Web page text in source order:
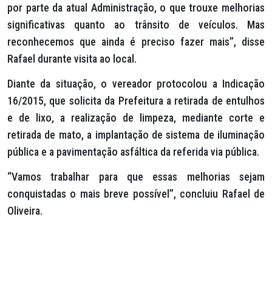
por parte da atual Administração, o que trouxe melhorias
significativas quanto ao trânsito de veículos. Mas
reconhecemos que ainda é preciso fazer mais”, disse
Rafael durante visita ao local.
Diante da situação, o vereador protocolou a Indicação
16/2015, que solicita da Prefeitura a retirada de entulhos
e de lixo, a realização de limpeza, mediante corte e
retirada de mato, a implantação de sistema de iluminação
pública e a pavimentação asfáltica da referida via pública.
“Vamos trabalhar para que essas melhorias sejam
conquistadas o mais breve possível”, concluiu Rafael de
Oliveira.